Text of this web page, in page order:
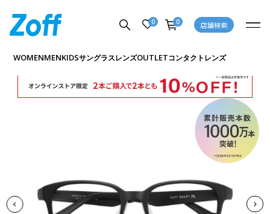
0 0 店舗検索
WOMENMENKIDSサングラスレンズOUTLETコンタクトレンズ
商品詳細ページへ